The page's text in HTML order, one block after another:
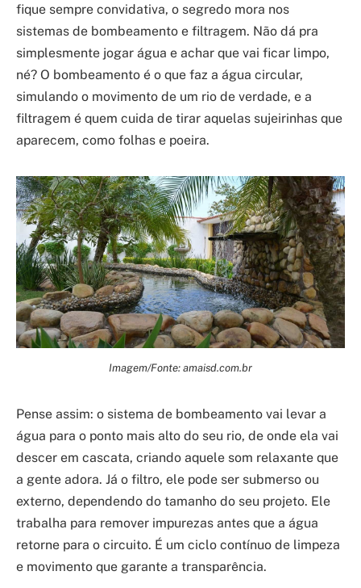
fique sempre convidativa, o segredo mora nos
sistemas de bombeamento e filtragem. Não dá pra
simplesmente jogar água e achar que vai ficar limpo,
né? O bombeamento é o que faz a água circular,
simulando o movimento de um rio de verdade, e a
filtragem é quem cuida de tirar aquelas sujeirinhas que
aparecem, como folhas e poeira.
Imagem/Fonte: amaisd.com.br
Pense assim: o sistema de bombeamento vai levar a
água para o ponto mais alto do seu rio, de onde ela vai
descer em cascata, criando aquele som relaxante que
a gente adora. Já o filtro, ele pode ser submerso ou
externo, dependendo do tamanho do seu projeto. Ele
trabalha para remover impurezas antes que a água
retorne para o circuito. É um ciclo contínuo de limpeza
e movimento que garante a transparência.